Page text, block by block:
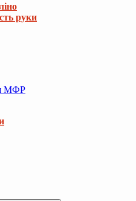
руки
МФР